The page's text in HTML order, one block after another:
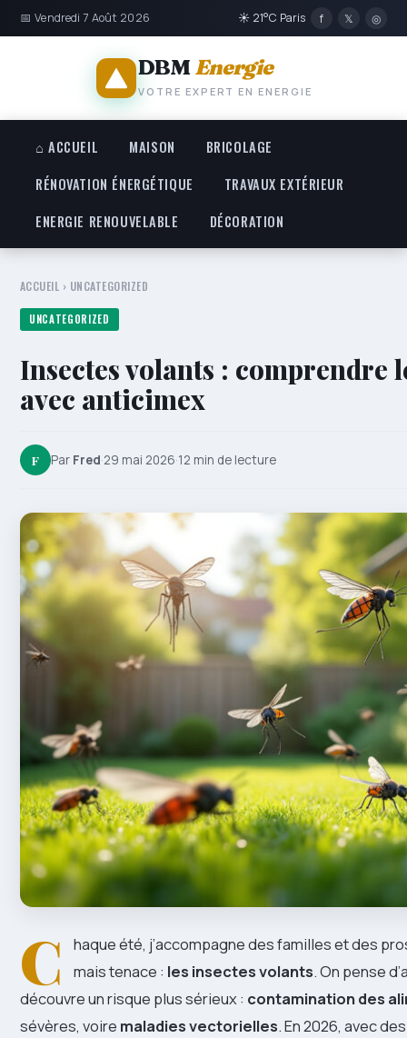
📅 Vendredi 7 Août 2026 ☀ 21°C Paris f 𝕏 ◎
DBMEnergie
VOTRE EXPERT EN ENERGIE
⌂ ACCUEIL MAISON
BRICOLAGE
RÉNOVATION ÉNERGÉTIQUE
TRAVAUX EXTÉRIEUR
ENERGIE RENOUVELABLE
DÉCORATION
ACCUEIL › UNCATEGORIZED
UNCATEGORIZED
Insectes volants : comprendre
avec anticimex
F Par Fred·29 mai 2026·12 min de lecture
C
haque été, j’accompagne des familles et des
mais tenace : les insectes volants. On pense
découvre un risque plus sérieux : contamination des
sévères, voire maladies vectorielles. En 2026, avec